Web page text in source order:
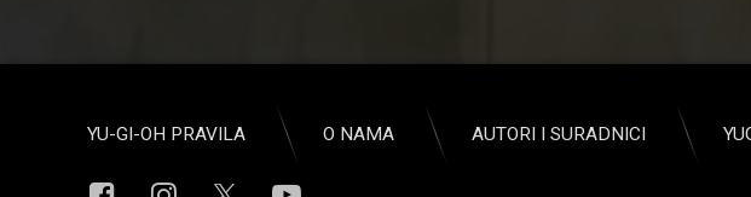
YU-GI-OH PRAVILA O NAMA AUTORI I SURADNICI